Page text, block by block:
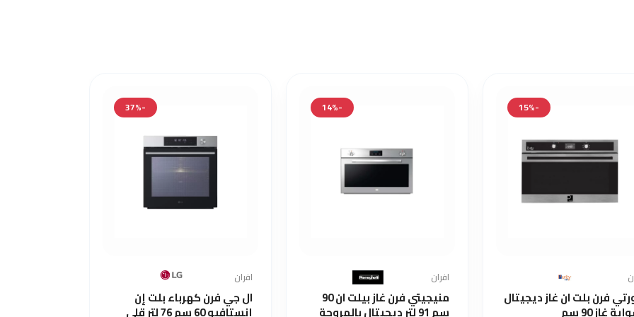
-15%
فرن بلت ان غاز ديجيتال
بشواية غاز 90 سم
-14%
افران
منيجيتي فرن غاز بيلت ان 90
سم 91 لتر ديجيتال بالمروحة
-37%
افران
ال جي فرن كهرباء بلت إن
إنستافيو 60 سم 76 لتر قلي